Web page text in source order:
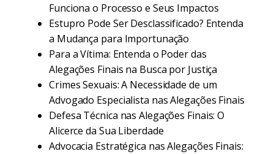
Funciona o Processo e Seus Impactos
Estupro Pode Ser Desclassificado? Entenda
a Mudança para Importunação
Para a Vítima: Entenda o Poder das
Alegações Finais na Busca por Justiça
Crimes Sexuais: A Necessidade de um
Advogado Especialista nas Alegações Finais
Defesa Técnica nas Alegações Finais: O
Alicerce da Sua Liberdade
Advocacia Estratégica nas Alegações Finais: